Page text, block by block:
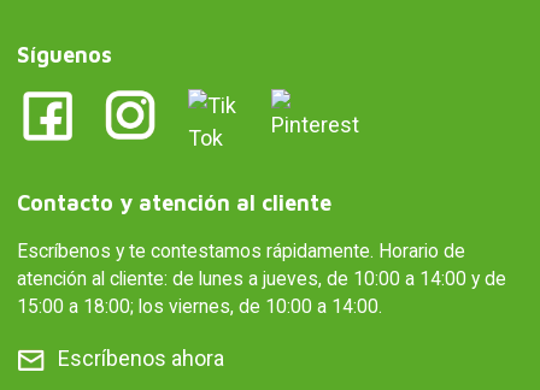
Síguenos
Contacto y atención al cliente
Escríbenos y te contestamos rápidamente. Horario de
atención al cliente: de lunes a jueves, de 10:00 a 14:00 y de
15:00 a 18:00; los viernes, de 10:00 a 14:00.
Escríbenos ahora